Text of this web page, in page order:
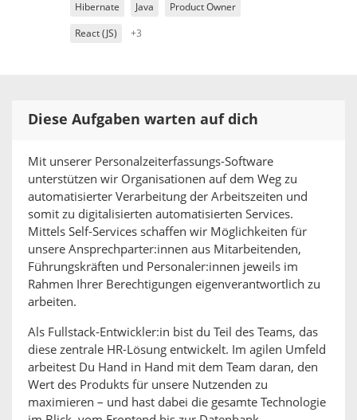
Hibernate Java Product Owner
React (JS) +3
Diese Aufgaben warten auf dich
Mit unserer Personalzeiterfassungs-Software
unterstützen wir Organisationen auf dem Weg zu
automatisierter Verarbeitung der Arbeitszeiten und
somit zu digitalisierten automatisierten Services.
Mittels Self-Services schaffen wir Möglichkeiten für
unsere Ansprechparter:innen aus Mitarbeitenden,
Führungskräften und Personaler:innen jeweils im
Rahmen Ihrer Berechtigungen eigenverantwortlich zu
arbeiten.
Als Fullstack-Entwickler:in bist du Teil des Teams, das
diese zentrale HR-Lösung entwickelt. Im agilen Umfeld
arbeitest Du Hand in Hand mit dem Team daran, den
Wert des Produkts für unsere Nutzenden zu
maximieren – und hast dabei die gesamte Technologie